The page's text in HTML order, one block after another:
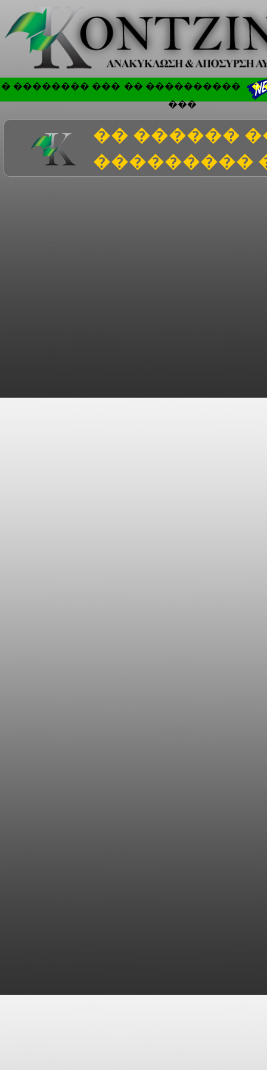
� �������� ��� �� ����������
���
�
�� ������
���������